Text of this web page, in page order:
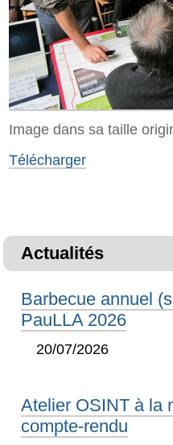
Image dans sa taille
Télécharger
Actualités
Barbecue annuel
PauLLA 2026
20/07/2026
Atelier OSINT à la
compte-rendu